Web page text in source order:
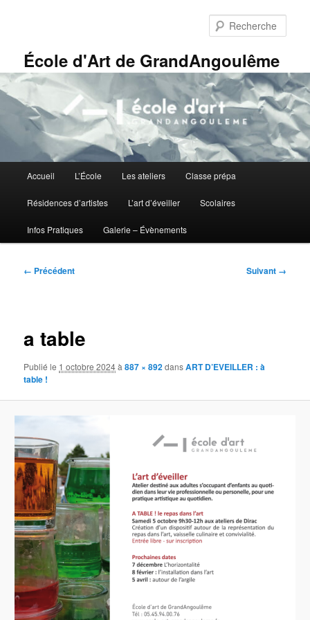
principalÉcole d'Art de GrandAngoulême
principal
Accueil L’École Les ateliers Classe prépa
Résidences d’artistes L’art d’éveiller Scolaires
Infos Pratiques Galerie – Évènements
Navigation
← Précédent Suivant →
a table
Publié le 1 octobre 2024à887 × 892dansART D’EVEILLER : à
table !